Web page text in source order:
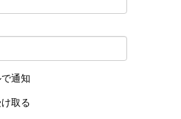
通知
取る